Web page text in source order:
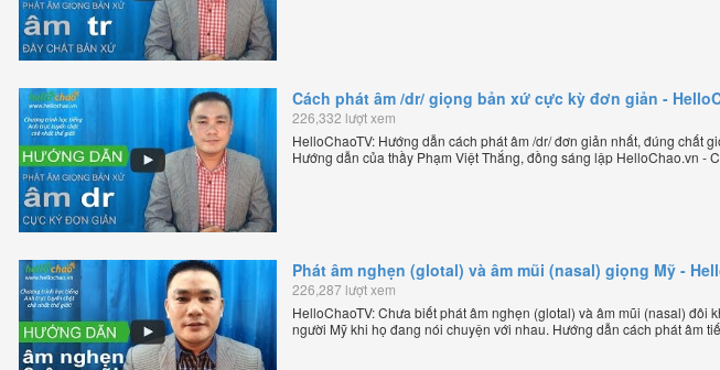
Cách phát âm /dr/ giọng bản xứ cực kỳ đơn giản -
226,332 lượt xem
HelloChaoTV: Hướng dẫn cách phát âm /dr/ đơn giản nhất, đúng chất
Hướng dẫn của thầy Phạm Việt Thắng, đồng sáng lập HelloChao.vn -
Phát âm nghẹn (glotal) và âm mũi (nasal) giọng Mỹ -
226,287 lượt xem
HelloChaoTV: Chưa biết phát âm nghẹn (glotal) và âm mũi (nasal) đôi
người Mỹ khi họ đang nói chuyện với nhau. Hướng dẫn cách phát âm